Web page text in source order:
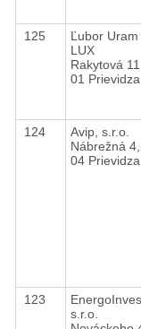
125
Ľubor Uram
LUX
Rakytová
01 Prievidza
124
Avip, s.r.o.
Nábrežná
04 Prievidza
123
s.r.o.